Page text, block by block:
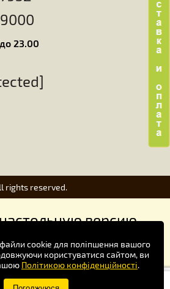
23.00
rights reserved.
cookie для поліпшення вашого
користуватися сайтом, ви
Політикою конфіденційності.
версию
в додатку!